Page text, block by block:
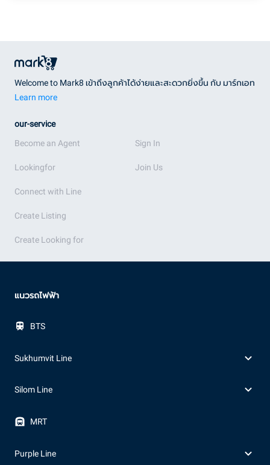
Welcome to Mark8 เข้าถึงลูกค้าได้ง่ายและสะดวกยิ่งขึ้น กับ มาร์กเอท
Learn more
our-service
Become an Agent
Lookingfor
Connect with Line
Create Listing
Create Looking for
Sign In
Join Us
แนวรถไฟฟ้า
BTS
Sukhumvit Line
Silom Line
MRT
Purple Line